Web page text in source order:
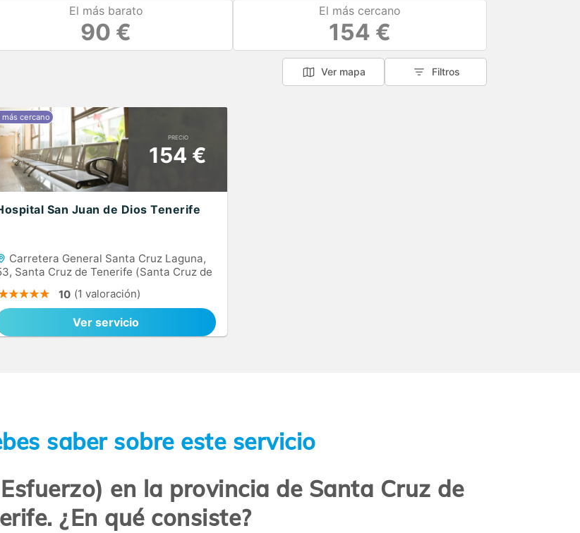
El más barato
90 €
El más cercano
154 €
Ver mapa Filtros
PRECIO
154 €
San Juan de Dios Tenerife
Carretera General Santa Cruz Laguna,
Santa Cruz de Tenerife (Santa Cruz de
10 (1 valoración)
Ver servicio
saber sobre este servicio
en la provincia de Santa Cruz de
¿En qué consiste?